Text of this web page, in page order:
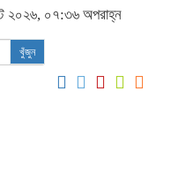
২০২৬, ০৭:৩৬ অপরাহ্ন
খুঁজুন